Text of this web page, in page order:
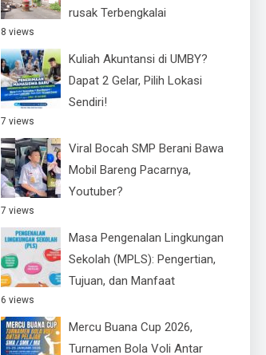
rusak Terbengkalai
8 views
Kuliah Akuntansi di UMBY?
Dapat 2 Gelar, Pilih Lokasi
Sendiri!
7 views
Viral Bocah SMP Berani Bawa
Mobil Bareng Pacarnya,
Youtuber?
7 views
Masa Pengenalan Lingkungan
Sekolah (MPLS): Pengertian,
Tujuan, dan Manfaat
6 views
Mercu Buana Cup 2026,
Turnamen Bola Voli Antar